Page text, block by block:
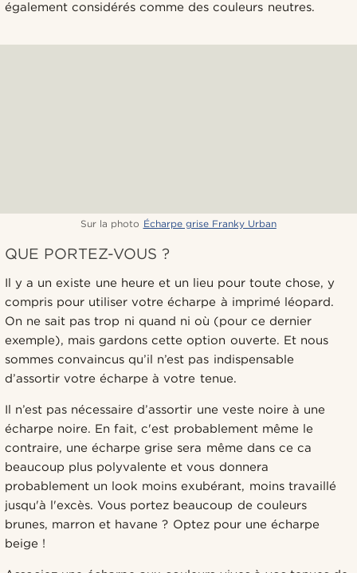
également considérés comme des couleurs neutres.
Sur la photo Écharpe grise Franky Urban
QUE PORTEZ-VOUS ?
Il y a un existe une heure et un lieu pour toute chose, y
compris pour utiliser votre écharpe à imprimé léopard.
On ne sait pas trop ni quand ni où (pour ce dernier
exemple), mais gardons cette option ouverte. Et nous
sommes convaincus qu’il n’est pas indispensable
d’assortir votre écharpe à votre tenue.
Il n’est pas nécessaire d’assortir une veste noire à une
écharpe noire. En fait, c'est probablement même le
contraire, une écharpe grise sera même dans ce ca
beaucoup plus polyvalente et vous donnera
probablement un look moins exubérant, moins travaillé
jusqu'à l'excès. Vous portez beaucoup de couleurs
brunes, marron et havane ? Optez pour une écharpe
beige !